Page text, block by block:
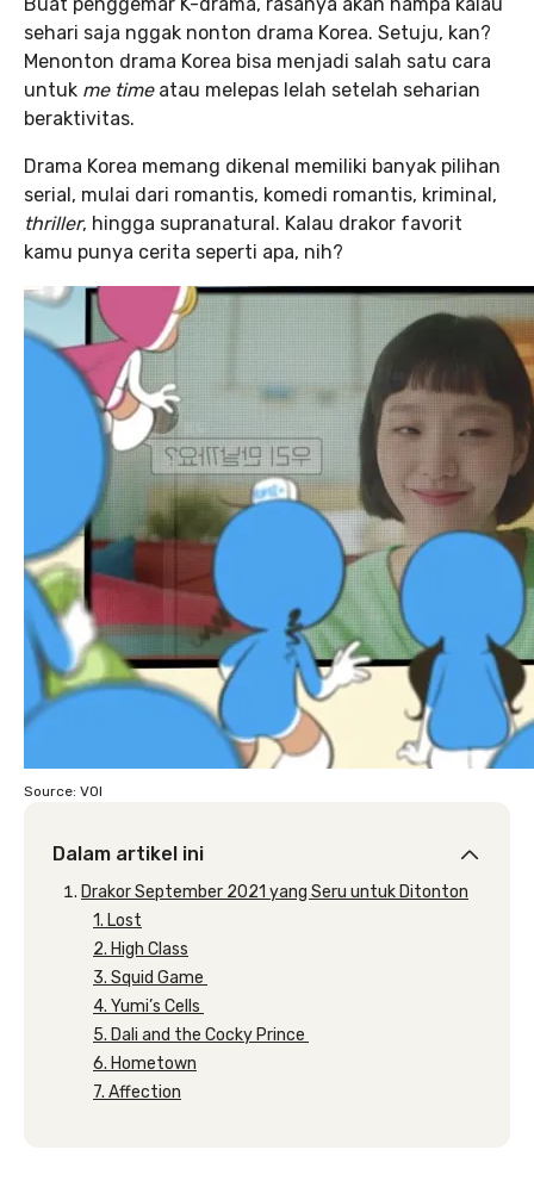
sehari saja nggak nonton drama Korea. Setuju, kan?
Menonton drama Korea bisa menjadi salah satu cara
untuk me time atau melepas lelah setelah seharian
beraktivitas.
Drama Korea memang dikenal memiliki banyak pilihan
serial, mulai dari romantis, komedi romantis, kriminal,
thriller, hingga supranatural. Kalau drakor favorit
kamu punya cerita seperti apa, nih?
Source: VOI
Dalam artikel ini
Drakor September 2021 yang Seru untuk Ditonton
1. Lost
2. High Class
3. Squid Game
4. Yumi’s Cells
5. Dali and the Cocky Prince
6. Hometown
7. Affection